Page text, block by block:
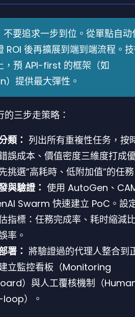
不要追求一步到位。從單點自动
ROI 後再擴展到端到端流程。
，預 API-first 的框架（如
提供最大彈性。
三步走策略：
類： 列出所有重複性任务，按
誤成本、價值密度三維度打成
挑選”高耗時、低附加值”的任
與驗證： 使用 AutoGen、
Swarm 快速建立 PoC。設
指標：任務完成率、耗时縮減
率。
署： 將驗證過的代理人整合到
立監控看板（Monitoring
）與人工覆核機制（
）。